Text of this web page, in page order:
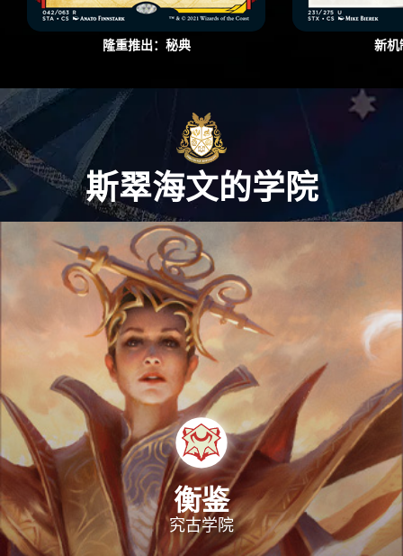
隆重推出：秘典 新机
斯翠海文的学院
衡鉴
究古学院